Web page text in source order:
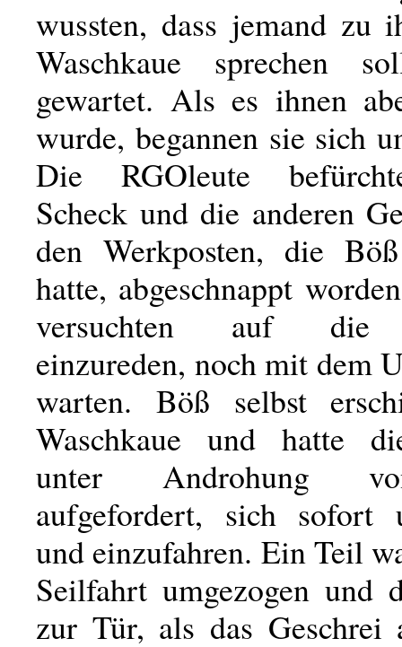
wussten, dass jemand zu
Waschkaue sprechen
gewartet. Als es ihnen
wurde, begannen sie sich
Die RGOleute
Scheck und die anderen
den Werkposten, die
hatte, abgeschnappt
versuchten auf die
einzureden, noch mit dem
warten. Böß selbst
Waschkaue und hatte
unter Androhung
aufgefordert, sich sofort
und einzufahren. Ein Teil
Seilfahrt umgezogen und
zur Tür, als das Geschrei